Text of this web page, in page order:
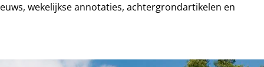
wekelijkse annotaties, achtergrondartikelen en